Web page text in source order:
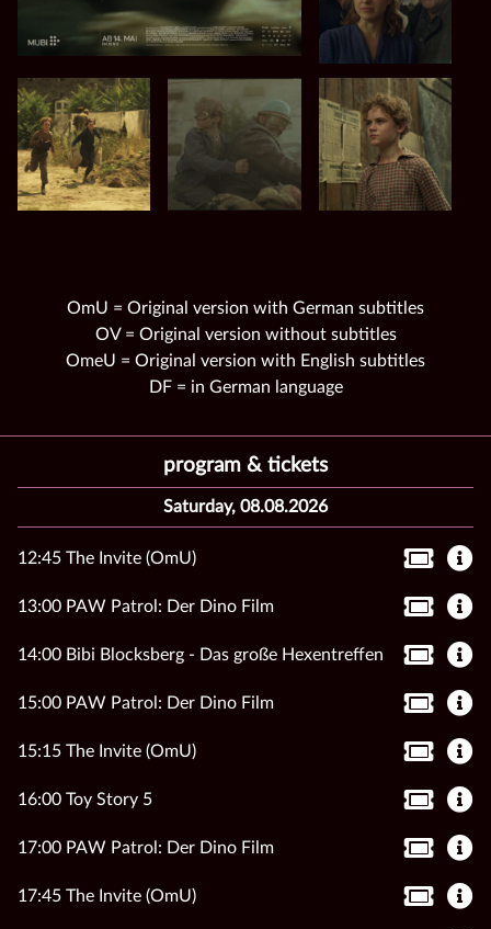
OmU = Original version with German subtitles
OV = Original version without subtitles
OmeU = Original version with English subtitles
DF = in German language
program & tickets
Saturday, 08.08.2026
12:45 The Invite (OmU)
13:00 PAW Patrol: Der Dino Film
14:00 Bibi Blocksberg - Das große Hexentreffen
15:00 PAW Patrol: Der Dino Film
15:15 The Invite (OmU)
16:00 Toy Story 5
17:00 PAW Patrol: Der Dino Film
17:45 The Invite (OmU)